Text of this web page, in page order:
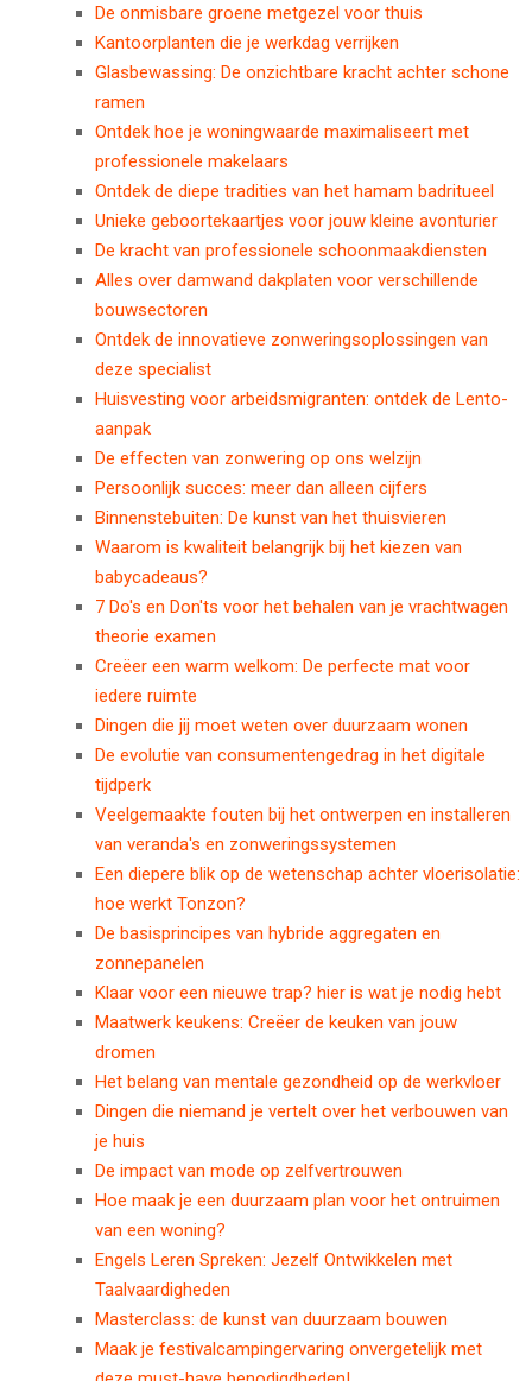
De onmisbare groene metgezel voor thuis
Kantoorplanten die je werkdag verrijken
Glasbewassing: De onzichtbare kracht achter schone
ramen
Ontdek hoe je woningwaarde maximaliseert met
professionele makelaars
Ontdek de diepe tradities van het hamam badritueel
Unieke geboortekaartjes voor jouw kleine avonturier
De kracht van professionele schoonmaakdiensten
Alles over damwand dakplaten voor verschillende
bouwsectoren
Ontdek de innovatieve zonweringsoplossingen van
deze specialist
Huisvesting voor arbeidsmigranten: ontdek de Lento-
aanpak
De effecten van zonwering op ons welzijn
Persoonlijk succes: meer dan alleen cijfers
Binnenstebuiten: De kunst van het thuisvieren
Waarom is kwaliteit belangrijk bij het kiezen van
babycadeaus?
7 Do's en Don'ts voor het behalen van je vrachtwagen
theorie examen
Creëer een warm welkom: De perfecte mat voor
iedere ruimte
Dingen die jij moet weten over duurzaam wonen
De evolutie van consumentengedrag in het digitale
tijdperk
Veelgemaakte fouten bij het ontwerpen en installeren
van veranda's en zonweringssystemen
Een diepere blik op de wetenschap achter vloerisolatie:
hoe werkt Tonzon?
De basisprincipes van hybride aggregaten en
zonnepanelen
Klaar voor een nieuwe trap? hier is wat je nodig hebt
Maatwerk keukens: Creëer de keuken van jouw
dromen
Het belang van mentale gezondheid op de werkvloer
Dingen die niemand je vertelt over het verbouwen van
je huis
De impact van mode op zelfvertrouwen
Hoe maak je een duurzaam plan voor het ontruimen
van een woning?
Engels Leren Spreken: Jezelf Ontwikkelen met
Taalvaardigheden
Masterclass: de kunst van duurzaam bouwen
Maak je festivalcampingervaring onvergetelijk met